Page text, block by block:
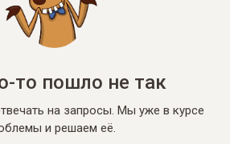
то пошло не так
на запросы. Мы уже в курсе
и решаем её.